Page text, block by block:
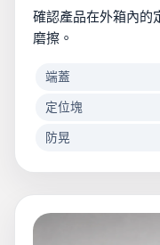
確認產品在外箱內的
磨擦。
端蓋
定位塊
防晃